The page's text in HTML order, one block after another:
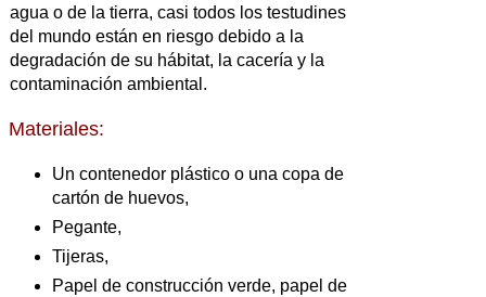
agua o de la tierra, casi todos los testudines
del mundo están en riesgo debido a la
degradación de su hábitat, la cacería y la
contaminación ambiental.
Materiales:
Un contenedor plástico o una copa de
cartón de huevos,
Pegante,
Tijeras,
Papel de construcción verde, papel de